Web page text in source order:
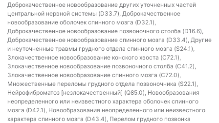
Доброкачественное новообразование других уточненных частей
центральной нервной системы (D33.7), Доброкачественное
новообразование оболочек спинного мозга (D32.1),
Доброкачественное новообразование позвоночного столба (D16.6),
Доброкачественное новообразование спинного мозга (D33.4), Другие
и неуточненные травмы грудного отдела спинного мозга (S24.1),
Злокачественное новообразование конского хвоста (C72.1),
Злокачественное новообразование позвоночного столба (C41.2),
Злокачественное новообразование спинного мозга (C72.0),
Множественные переломы грудного отдела позвоночника (S22.1),
Нейрофиброматоз [незлокачественный] (Q85.0), Новообразования
неопределенного или неизвестного характера оболочек спинного
мозга (D42.1), Новообразования неопределенного или неизвестного
характера спинного мозга (D43.4), Перелом грудного позвонка